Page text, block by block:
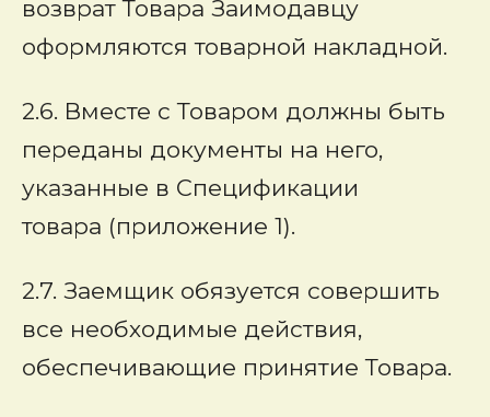
возврат Товара Заимодавцу
оформляются товарной накладной.
2.6. Вместе с Товаром должны быть
переданы документы на него,
указанные в Спецификации
товара (приложение 1).
2.7. Заемщик обязуется совершить
все необходимые действия,
обеспечивающие принятие Товара.